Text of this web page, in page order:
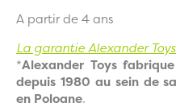
A partir de 4 ans
La garantie Alexander
*Alexander Toys
depuis 1980 au sein de
en Pologne,